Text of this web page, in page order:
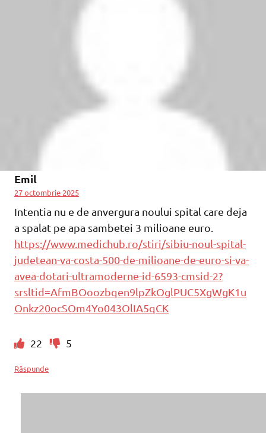
Emil
27 octombrie 2025
Intentia nu e de anvergura noului spital care deja
a spalat pe apa sambetei 3 milioane euro.
https://www.medichub.ro/stiri/sibiu-noul-spital-
judetean-va-costa-500-de-milioane-de-euro-si-va-
avea-dotari-ultramoderne-id-6593-cmsid-2?
srsltid=AfmBOoozbqen9lpZkOglPUC5XgWgK1u
Onkz20ocSOm4Yo043OlIA5qCK
22 5
Răspunde